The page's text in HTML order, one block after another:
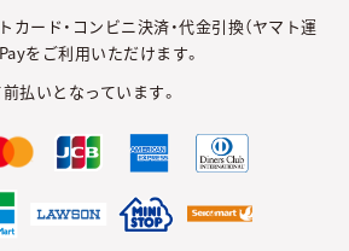
ード・コンビニ決済・代金引換（ヤマト運
をご利用いただけます。
払いとなっています。